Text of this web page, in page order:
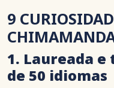
9
1. Laureada
de 50 idiomas